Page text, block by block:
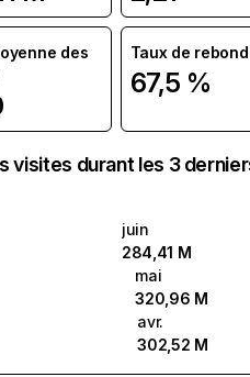
des
Taux de rebond
67,5 %
visites durant les 3
juin
284,41 M
mai
320,96 M
avr.
302,52 M